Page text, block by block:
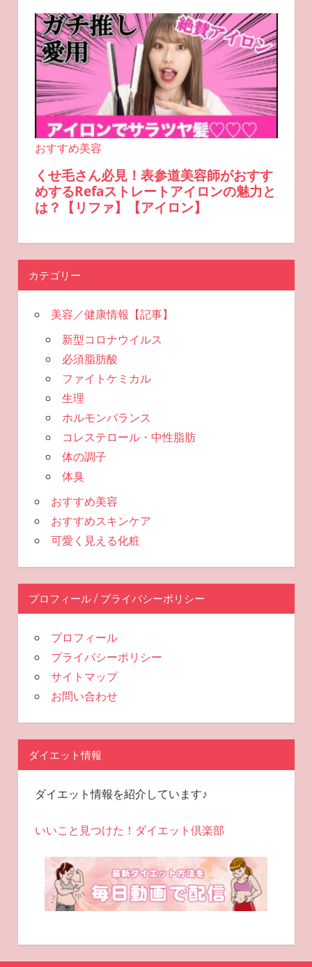
カテゴリー
美容／健康情報【記事】
新型コロナウイルス
必須脂肪酸
ファイトケミカル
生理
ホルモンバランス
コレステロール・中性脂肪
体の調子
体臭
おすすめ美容
おすすめスキンケア
可愛く見える化粧
プロフィール / プライバシーポリシー
プロフィール
プライバシーポリシー
サイトマップ
お問い合わせ
ダイエット情報
ダイエット情報を紹介しています♪
いいこと見つけた！ダイエット倶楽部